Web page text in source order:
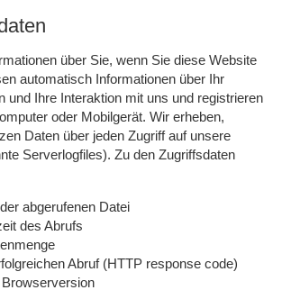
über Sie, wenn Sie diese Website
automatisch Informationen über Ihr
und Ihre Interaktion mit uns und registrieren
oder Mobilgerät. Wir erheben,
Daten über jeden Zugriff auf unsere
Serverlogfiles). Zu den Zugriffsdaten
abgerufenen Datei
des Abrufs
Abruf (HTTP response code)